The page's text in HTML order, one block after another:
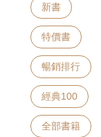
新書
特價書
暢銷排行
經典100
全部書籍